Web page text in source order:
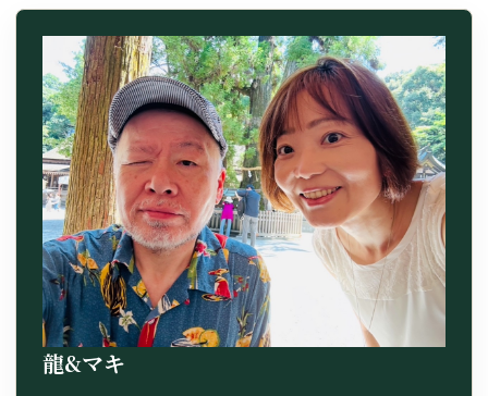
龍&マキ